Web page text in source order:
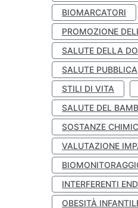
BIOMARCATORI
PROMOZIONE
SALUTE DELLA
SALUTE PUBBLICA
STILI DI VITA
SALUTE DEL
SOSTANZE
VALUTAZIONE
INTERFERENTI
OBESITÀ